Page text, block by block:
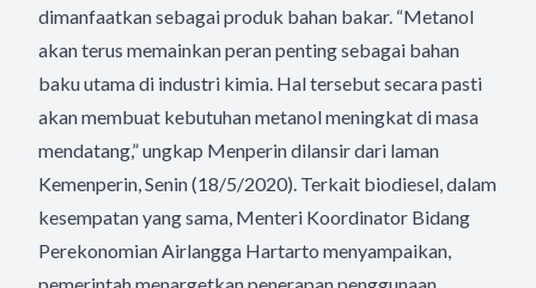
dimanfaatkan sebagai produk bahan bakar. “Metanol
akan terus memainkan peran penting sebagai bahan
baku utama di industri kimia. Hal tersebut secara pasti
akan membuat kebutuhan metanol meningkat di masa
mendatang,” ungkap Menperin dilansir dari laman
Kemenperin, Senin (18/5/2020). Terkait biodiesel, dalam
kesempatan yang sama, Menteri Koordinator Bidang
Perekonomian Airlangga Hartarto menyampaikan,